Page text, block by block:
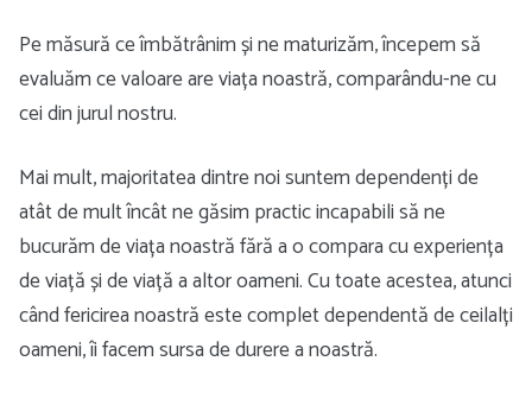
Pe măsură ce îmbătrânim și ne maturizăm, începem să
evaluăm ce valoare are viața noastră, comparându-ne cu
cei din jurul nostru.
Mai mult, majoritatea dintre noi suntem dependenți de
atât de mult încât ne găsim practic incapabili să ne
bucurăm de viața noastră fără a o compara cu experiența
de viață și de viață a altor oameni. Cu toate acestea, atunci
când fericirea noastră este complet dependentă de ceilalți
oameni, îi facem sursa de durere a noastră.